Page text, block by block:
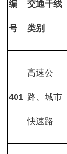
编
号
交通干线
类别
401
高速公
路、城市
快速路